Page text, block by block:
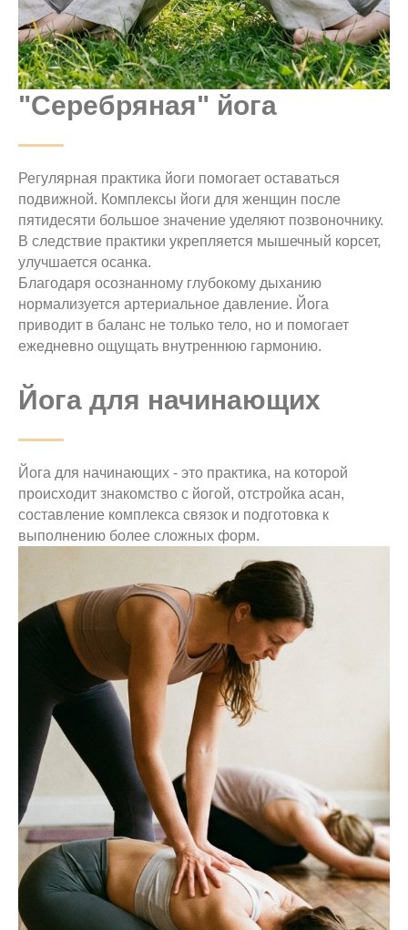
"Серебряная" йога
Регулярная практика йоги помогает оставаться
подвижной. Комплексы йоги для женщин после
пятидесяти большое значение уделяют позвоночнику.
В следствие практики укрепляется мышечный корсет,
улучшается осанка.
Благодаря осознанному глубокому дыханию
нормализуется артериальное давление. Йога
приводит в баланс не только тело, но и помогает
ежедневно ощущать внутреннюю гармонию.
Йога для начинающих
Йога для начинающих - это практика, на которой
происходит знакомство с йогой, отстройка асан,
составление комплекса связок и подготовка к
выполнению более сложных форм.